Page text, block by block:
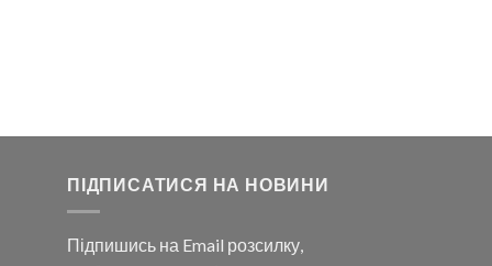
ПІДПИСАТИСЯ НА НОВИНИ
Підпишись на Email розсилку,